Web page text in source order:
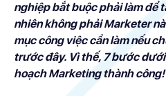
nghiệp bắt buộc phải làm để
nhiên không phải Marketer
mục công việc cần làm nếu
trước đây. Vì thế, 7 bước
hoạch Marketing thành công!